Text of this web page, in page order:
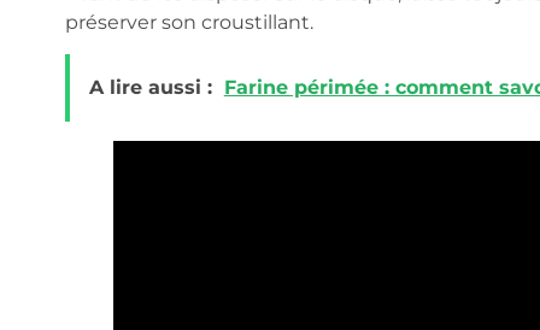
préserver son croustillant.
A lire aussi : Farine périmée : comment